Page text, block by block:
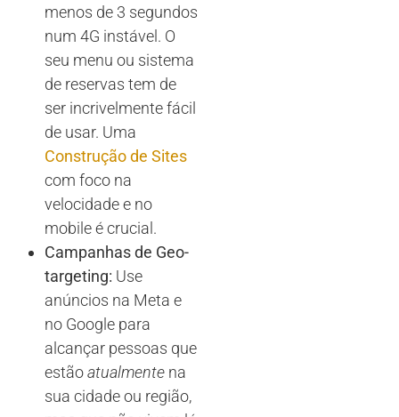
menos de 3 segundos
num 4G instável. O
seu menu ou sistema
de reservas tem de
ser incrivelmente fácil
de usar. Uma
Construção de Sites
com foco na
velocidade e no
mobile é crucial.
Campanhas de Geo-
targeting: Use
anúncios na Meta e
no Google para
alcançar pessoas que
estãoatualmente na
sua cidade ou região,